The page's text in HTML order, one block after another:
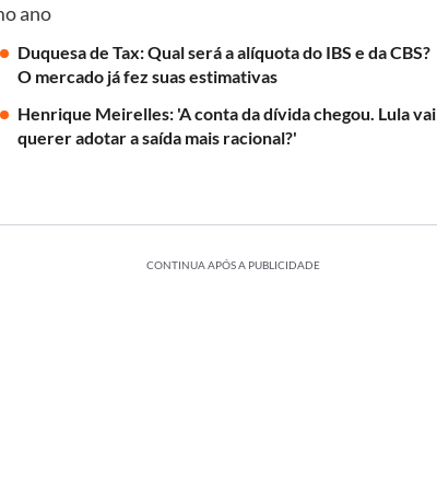
ano
Duquesa de Tax: Qual será a alíquota do IBS e da CBS?
O mercado já fez suas estimativas
Henrique Meirelles: 'A conta da dívida chegou. Lula vai
querer adotar a saída mais racional?'
CONTINUA APÓS A PUBLICIDADE